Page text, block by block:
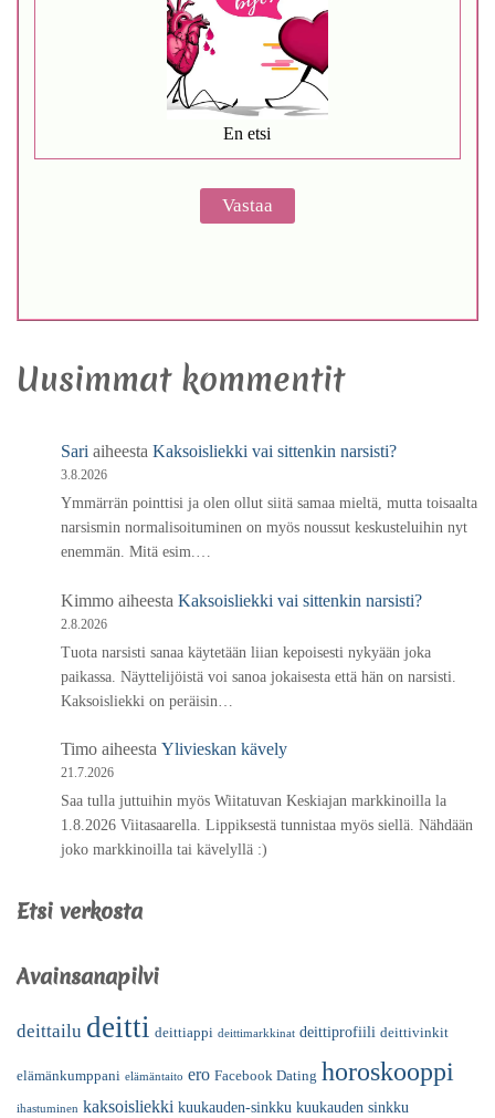
En etsi
Uusimmat kommentit
Sari aiheesta Kaksoisliekki vai sittenkin narsisti?
3.8.2026
Ymmärrän pointtisi ja olen ollut siitä samaa mieltä, mutta toisaalta
narsismin normalisoituminen on myös noussut keskusteluihin nyt
enemmän. Mitä esim.…
Kimmo aiheesta Kaksoisliekki vai sittenkin narsisti?
2.8.2026
Tuota narsisti sanaa käytetään liian kepoisesti nykyään joka
paikassa. Näyttelijöistä voi sanoa jokaisesta että hän on narsisti.
Kaksoisliekki on peräisin…
Timo aiheesta Ylivieskan kävely
21.7.2026
Saa tulla juttuihin myös Wiitatuvan Keskiajan markkinoilla la
1.8.2026 Viitasaarella. Lippiksestä tunnistaa myös siellä. Nähdään
joko markkinoilla tai kävelyllä :)
Etsi verkosta
Avainsanapilvi
deittailu deitti deittiappi deittimarkkinat deittiprofiili deittivinkit
elämänkumppani elämäntaito ero Facebook Dating horoskooppi
ihastuminen kaksoisliekki kuukauden-sinkku kuukauden sinkku